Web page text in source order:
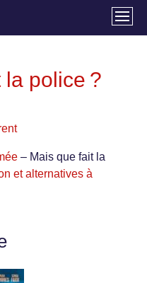
police ?
– Mais que fait la
et alternatives à